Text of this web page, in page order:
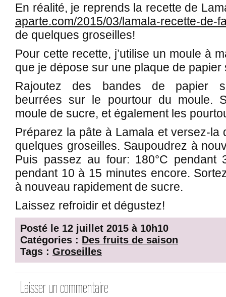
En réalité, je reprends la recette de
aparte.com/2015/03/lamala-recette-de-
de quelques groseilles!
Pour cette recette, j’utilise un moule à
que je dépose sur une plaque de papier
Rajoutez des bandes de papier
beurrées sur le pourtour du moule.
moule de sucre, et également les
Préparez la pâte à Lamala et versez-la
quelques groseilles. Saupoudrez à
Puis passez au four: 180°C pendant
pendant 10 à 15 minutes encore.
à nouveau rapidement de sucre.
Laissez refroidir et dégustez!
Posté le 12 juillet 2015 à 10h10
Catégories : Des fruits de saison
Tags : Groseilles
Laisser un commentaire